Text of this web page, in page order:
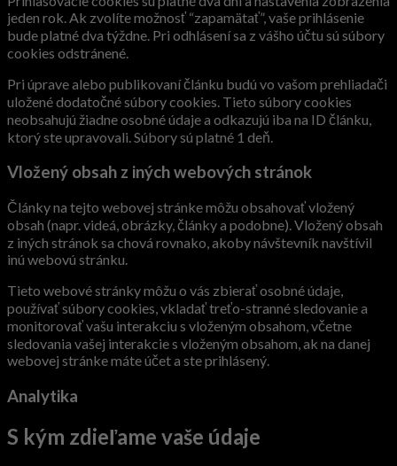
jeden rok. Ak zvolíte možnosť “zapamätať”, vaše prihlásenie
bude platné dva týždne. Pri odhlásení sa z vášho účtu sú súbory
cookies odstránené.
Pri úprave alebo publikovaní článku budú vo vašom prehliadači
uložené dodatočné súbory cookies. Tieto súbory cookies
neobsahujú žiadne osobné údaje a odkazujú iba na ID článku,
ktorý ste upravovali. Súbory sú platné 1 deň.
Vložený obsah z iných webových stránok
Články na tejto webovej stránke môžu obsahovať vložený
obsah (napr. videá, obrázky, články a podobne). Vložený obsah
z iných stránok sa chová rovnako, akoby návštevník navštívil
inú webovú stránku.
Tieto webové stránky môžu o vás zbierať osobné údaje,
používať súbory cookies, vkladať treťo-stranné sledovanie a
monitorovať vašu interakciu s vloženým obsahom, včetne
sledovania vašej interakcie s vloženým obsahom, ak na danej
webovej stránke máte účet a ste prihlásený.
Analytika
S kým zdieľame vaše údaje